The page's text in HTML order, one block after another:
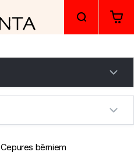
Cepures bērniem